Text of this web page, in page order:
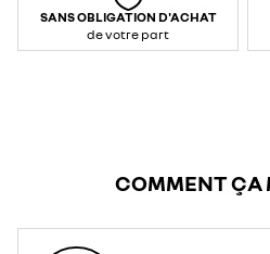
SANS OBLIGATION D'ACHAT
de votre part
COMMENT ÇA